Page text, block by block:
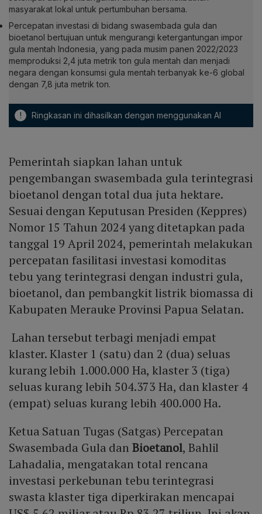
masyarakat lokal untuk pertumbuhan bersama.
Percepatan investasi di bidang swasembada gula dan
bioetanol bertujuan untuk mengurangi ketergantungan impor
gula mentah Indonesia, yang pada musim panen 2022/2023
memproduksi 2,4 juta metrik ton gula mentah dan menjadi
negara dengan konsumsi gula mentah terbanyak ke-6 global
dengan 7,8 juta metrik ton.
! Ringkasan ini dihasilkan dengan menggunakan AI
Pemerintah siapkan lahan untuk
pengembangan swasembada gula terintegrasi
bioetanol dengan total dua juta hektare.
Sesuai dengan Keputusan Presiden (Keppres)
Nomor 15 Tahun 2024 yang ditetapkan pada
tanggal 19 April 2024, pemerintah melakukan
percepatan fasilitasi investasi komoditas
tebu yang terintegrasi dengan industri gula,
bioetanol, dan pembangkit listrik biomassa di
Kabupaten Merauke Provinsi Papua Selatan.
Lahan tersebut terbagi menjadi empat
klaster. Klaster 1 (satu) dan 2 (dua) seluas
kurang lebih 1.000.000 Ha, klaster 3 (tiga)
seluas kurang lebih 504.373 Ha, dan klaster 4
(empat) seluas kurang lebih 400.000 Ha.
Ketua Satuan Tugas (Satgas) Percepatan
Swasembada Gula dan Bioetanol, Bahlil
Lahadalia, mengatakan total rencana
investasi perkebunan tebu terintegrasi
swasta klaster tiga diperkirakan mencapai